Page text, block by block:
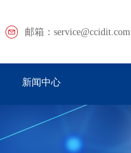
邮箱： service@ccidit.com
新闻中心